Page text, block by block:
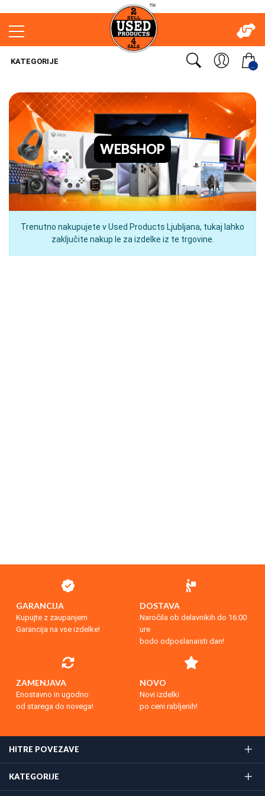
..
KATEGORIJE
WEBSHOP
Trenutno nakupujete v Used Products Ljubljana, tukaj lahko
zaključite nakup le za izdelke iz te trgovine.
GARANCIJA
Kupujte z zaupanjem
Garancija na vse izdelke!
DOSTAVA
Naročila ob delavnikih do 16:00
ure
bodo odposlanaisti dan!
ZAMENJAVA
Enostavno in ugodno
od starega do novega!
NOVO
Novi izdelki
po ceni rabljenih!
HITRE POVEZAVE
KATEGORIJE